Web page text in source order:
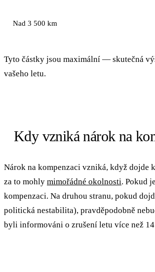
Nad 3 500 km
Tyto částky jsou maximální — skutečná
vašeho letu.
Kdy vzniká nárok na
Nárok na kompenzaci vzniká, když dojde
za to mohly mimořádné okolnosti. Pokud
kompenzaci. Na druhou stranu, pokud
politická nestabilita), pravděpodobně
byli informováni o zrušení letu více než